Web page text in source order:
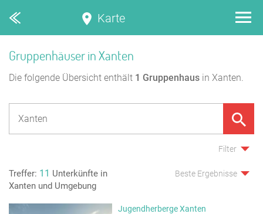
Karte
Gruppenhäuser in Xanten
Die folgende Übersicht enthält 1 Gruppenhaus in Xanten.
Filter
Treffer: 11 Unterkünfte in
Xanten und Umgebung
Beste Ergebnisse
Jugendherberge Xanten